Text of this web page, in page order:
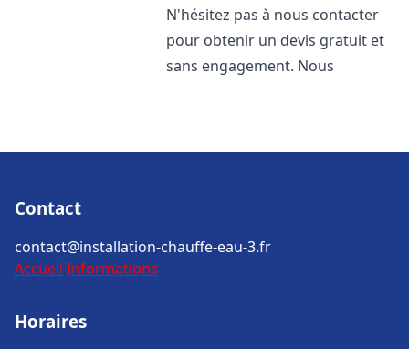
N'hésitez pas à nous contacter
pour obtenir un devis gratuit et
sans engagement. Nous
Contact
contact@installation-chauffe-eau-3.fr
Accueil Informations
Horaires